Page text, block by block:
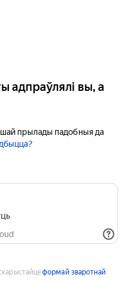
адпраўлялі вы, а
прылады падобныя да
формай зваротнай